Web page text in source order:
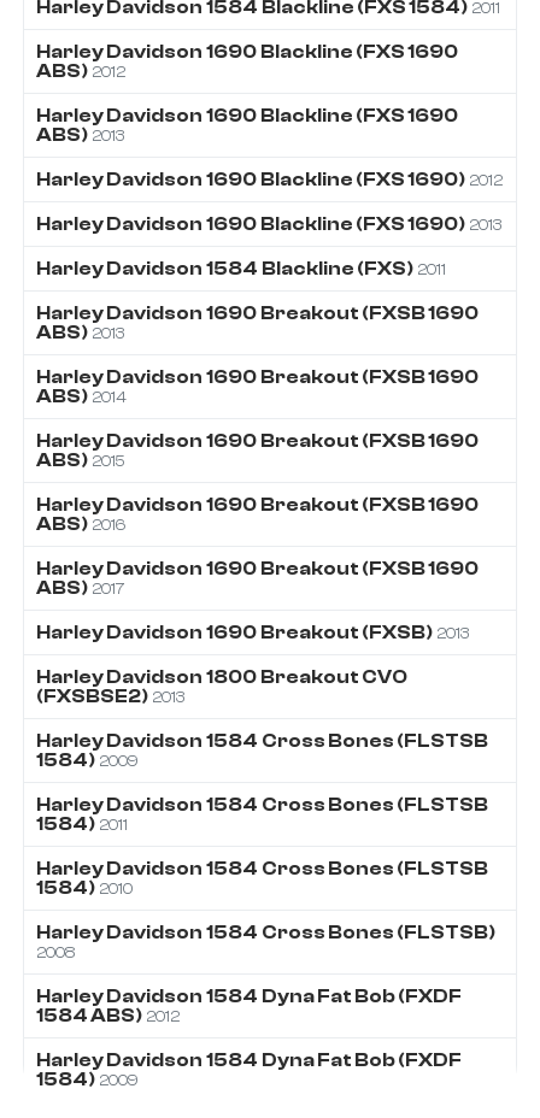
Harley Davidson 1584 Blackline (FXS 1584) 2011
Harley Davidson 1690 Blackline (FXS 1690
ABS) 2012
Harley Davidson 1690 Blackline (FXS 1690
ABS) 2013
Harley Davidson 1690 Blackline (FXS 1690) 2012
Harley Davidson 1690 Blackline (FXS 1690) 2013
Harley Davidson 1584 Blackline (FXS) 2011
Harley Davidson 1690 Breakout (FXSB 1690
ABS) 2013
Harley Davidson 1690 Breakout (FXSB 1690
ABS) 2014
Harley Davidson 1690 Breakout (FXSB 1690
ABS) 2015
Harley Davidson 1690 Breakout (FXSB 1690
ABS) 2016
Harley Davidson 1690 Breakout (FXSB 1690
ABS) 2017
Harley Davidson 1690 Breakout (FXSB) 2013
Harley Davidson 1800 Breakout CVO
(FXSBSE2) 2013
Harley Davidson 1584 Cross Bones (FLSTSB
1584) 2009
Harley Davidson 1584 Cross Bones (FLSTSB
1584) 2011
Harley Davidson 1584 Cross Bones (FLSTSB
1584) 2010
Harley Davidson 1584 Cross Bones (FLSTSB)
2008
Harley Davidson 1584 Dyna Fat Bob (FXDF
1584 ABS) 2012
Harley Davidson 1584 Dyna Fat Bob (FXDF
1584) 2009